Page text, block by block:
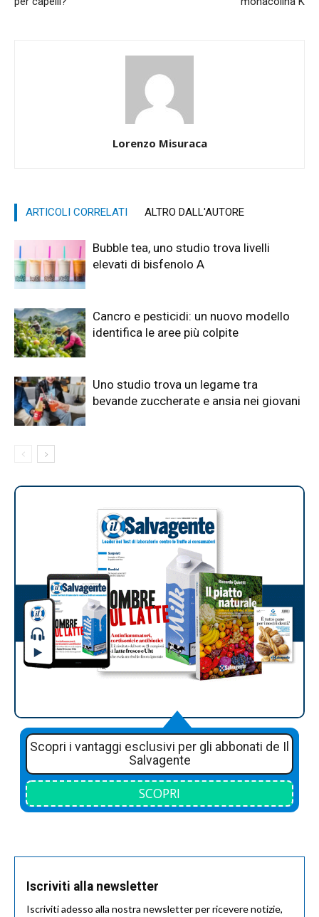
Lorenzo Misuraca
ARTICOLI CORRELATI ALTRO DALL'AUTORE
Bubble tea, uno studio trova livelli
elevati di bisfenolo A
Cancro e pesticidi: un nuovo modello
identifica le aree più colpite
Uno studio trova un legame tra
bevande zuccherate e ansia nei giovani
Scopri i vantaggi esclusivi per gli abbonati de Il
Salvagente
SCOPRI
Iscriviti alla newsletter
Iscriviti adesso alla nostra newsletter per ricevere notizie,